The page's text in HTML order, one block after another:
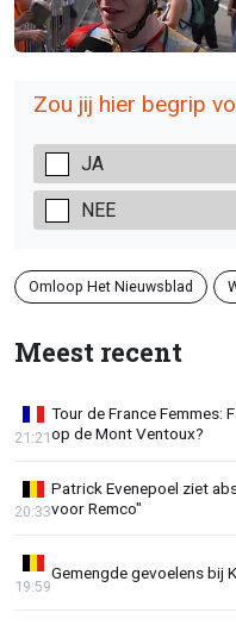
Zou jij hier begrip
JA
NEE
Omloop Het Nieuwsblad
Meest recent
Tour de France Femmes:
op de Mont Ventoux?
21:21
Patrick Evenepoel ziet
voor Remco"
20:33
Gemengde gevoelens bij
19:59